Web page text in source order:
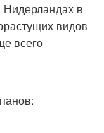
Нидерландах в
видов
всего